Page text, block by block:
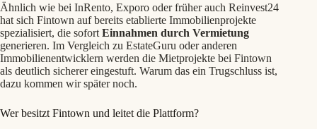
Ähnlich wie bei InRento, Exporo oder früher auch Reinvest24
hat sich Fintown auf bereits etablierte Immobilienprojekte
spezialisiert, die sofort Einnahmen durch Vermietung
generieren. Im Vergleich zu EstateGuru oder anderen
Immobilienentwicklern werden die Mietprojekte bei Fintown
als deutlich sicherer eingestuft. Warum das ein Trugschluss ist,
dazu kommen wir später noch.
Wer besitzt Fintown und leitet die Plattform?